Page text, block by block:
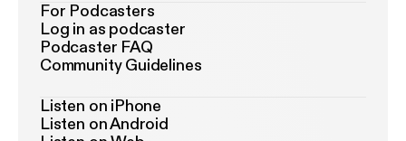
For Podcasters
Log in as podcaster
Podcaster FAQ
Community Guidelines
Listen on iPhone
Listen on Android